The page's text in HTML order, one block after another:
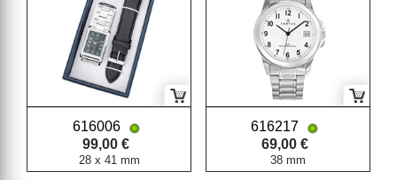
616006
99,00 €
28 x 41 mm
616217
69,00 €
38 mm